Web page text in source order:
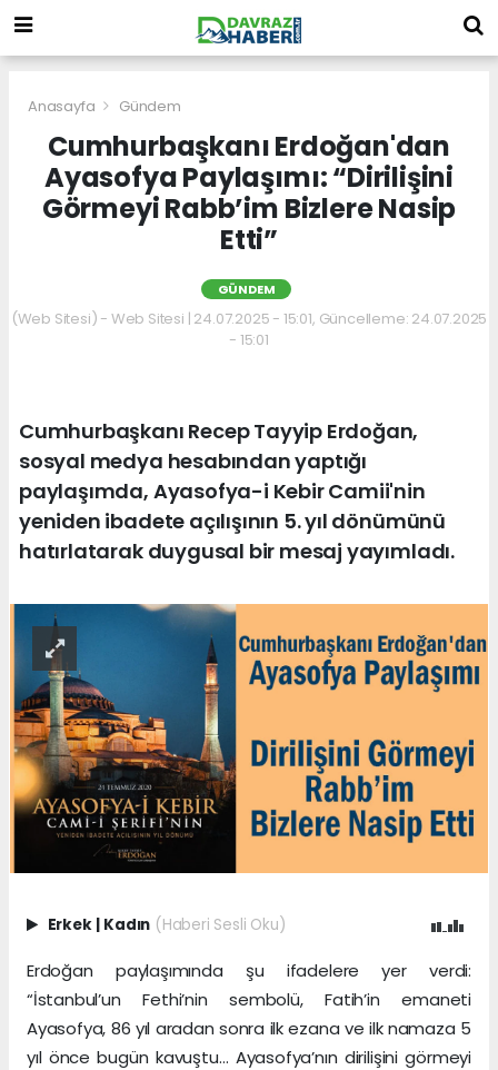
Anasayfa Gündem
Cumhurbaşkanı Erdoğan'dan
Ayasofya Paylaşımı: “Dirilişini
Görmeyi Rabb’im Bizlere Nasip
Etti”
GÜNDEM
(Web Sitesi) - Web Sitesi | 24.07.2025 - 15:01, Güncelleme: 24.07.2025
- 15:01
Cumhurbaşkanı Recep Tayyip Erdoğan,
sosyal medya hesabından yaptığı
paylaşımda, Ayasofya-i Kebir Camii'nin
yeniden ibadete açılışının 5. yıl dönümünü
hatırlatarak duygusal bir mesaj yayımladı.
Erkek | Kadın (Haberi Sesli Oku)
Erdoğan paylaşımında şu ifadelere yer verdi:
“İstanbul’un Fethi’nin sembolü, Fatih’in emaneti
Ayasofya, 86 yıl aradan sonra ilk ezana ve ilk namaza 5
yıl önce bugün kavuştu… Ayasofya’nın dirilişini görmeyi